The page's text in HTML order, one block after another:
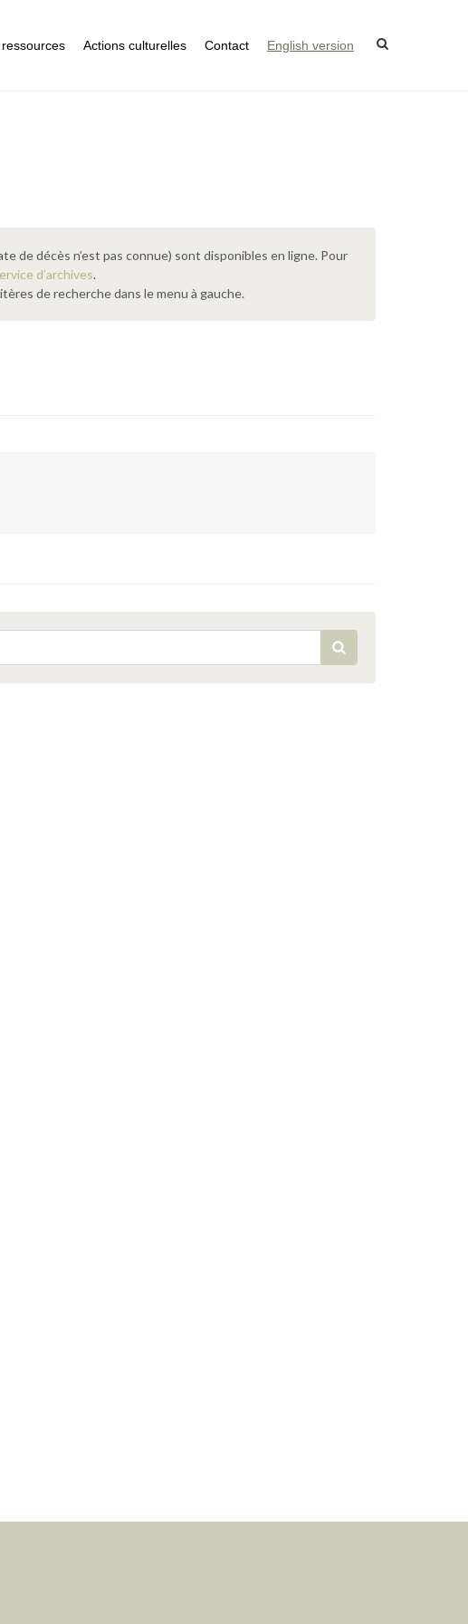
Actions culturelles Contact English version
de décès n’est pas connue) sont disponibles en ligne. Pour
d’archives.
de recherche dans le menu à gauche.